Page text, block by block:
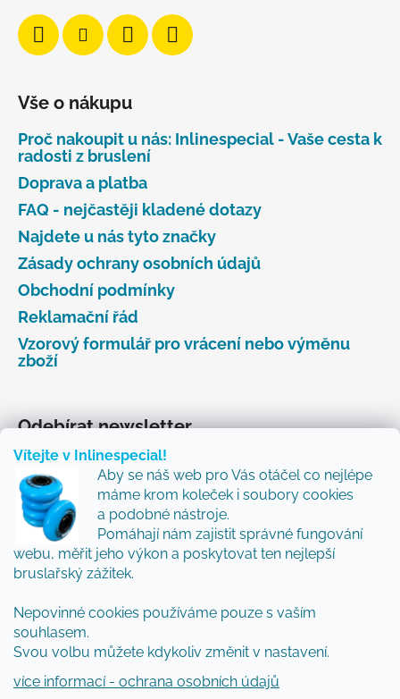
Vítejte v Inlinespecial!
Aby se náš web pro Vás otáčel co nejlépe
máme krom koleček i soubory cookies
a podobné nástroje.
Pomáhají nám zajistit správné fungování
webu, měřit jeho výkon a poskytovat ten nejlepší
bruslařský zážitek.
Nepovinné cookies používáme pouze s vaším
souhlasem.
Svou volbu můžete kdykoliv změnit v nastavení.
více informací - ochrana osobních údajů
Vše o nákupu
Proč nakoupit u nás: Inlinespecial - Vaše cesta k
radosti z bruslení
Doprava a platba
FAQ - nejčastěji kladené dotazy
Najdete u nás tyto značky
Zásady ochrany osobních údajů
Obchodní podmínky
Reklamační řád
Vzorový formulář pro vrácení nebo výměnu
zboží
Odebírat newsletter
Vložte svůj e-mail a my vám budeme zasílat informace
o nových produktech na našem e-shopu.
Přidejte se k nám a my Vám budeme zasílat ty nejlepší
novinky a tipy.
E-mail
Vložením e-mailu souhlasíte spodmínkami
ochrany osobních údajů
PŘIHLÁSIT SE